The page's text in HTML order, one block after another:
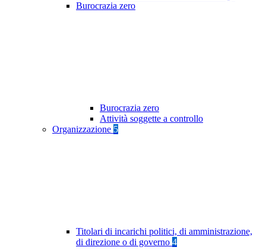
Burocrazia zero
Burocrazia zero
Attività soggette a controllo
Organizzazione 5
Titolari di incarichi politici, di amministrazione,
di direzione o di governo 4